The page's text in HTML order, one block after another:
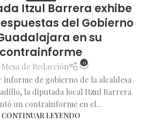
Itzul Barrera exhibe
del Gobierno
en su
contrainforme
Mesa de Redacción 0
de gobierno de la alcaldesa
la diputada local Itzul Barrera
un contrainforme en el...
CONTINUAR LEYENDO